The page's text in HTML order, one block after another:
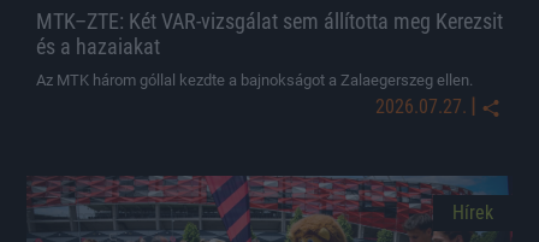
MTK–ZTE: Két VAR-vizsgálat sem állította meg Kerezsit
és a hazaiakat
Az MTK három góllal kezdte a bajnokságot a Zalaegerszeg ellen.
2026.07.27. |
Hírek